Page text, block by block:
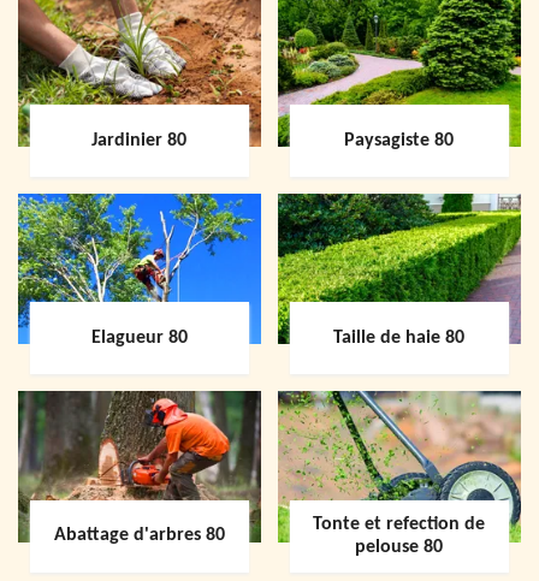
Jardinier 80 Paysagiste 80
Elagueur 80 Taille de haie 80
Abattage d'arbres 80
Tonte et refection de
pelouse 80